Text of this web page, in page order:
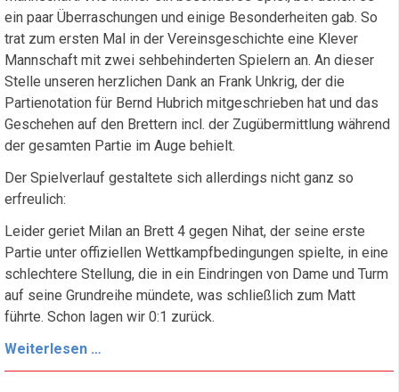
ein paar Überraschungen und einige Besonderheiten gab. So
trat zum ersten Mal in der Vereinsgeschichte eine Klever
Mannschaft mit zwei sehbehinderten Spielern an. An dieser
Stelle unseren herzlichen Dank an Frank Unkrig, der die
Partienotation für Bernd Hubrich mitgeschrieben hat und das
Geschehen auf den Brettern incl. der Zugübermittlung während
der gesamten Partie im Auge behielt.
Der Spielverlauf gestaltete sich allerdings nicht ganz so
erfreulich:
Leider geriet Milan an Brett 4 gegen Nihat, der seine erste
Partie unter offiziellen Wettkampfbedingungen spielte, in eine
schlechtere Stellung, die in ein Eindringen von Dame und Turm
auf seine Grundreihe mündete, was schließlich zum Matt
führte. Schon lagen wir 0:1 zurück.
Weiterlesen …
der